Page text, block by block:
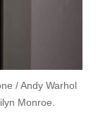
/ Andy Warhol
Monroe.